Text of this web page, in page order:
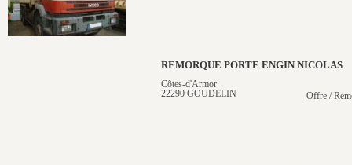
REMORQUE PORTE ENGIN NICOLAS
Côtes-d'Armor
22290 GOUDELIN
Offre /